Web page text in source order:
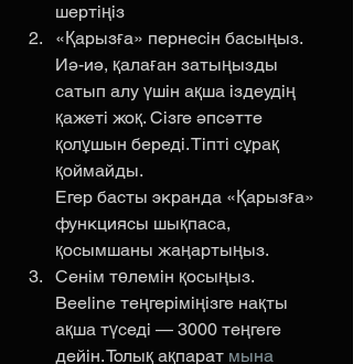
шертіңіз
«Қарызға» пернесін басыңыз.
Иә-иә, қалаған затыңызды
сатып алу үшін ақша іздеудің
қажеті жоқ. Сізге әпсәтте
қолұшын береді. Тіпті сұрақ
қоймайды.
Егер басты экранда «Қарызға»
функциясы шықпаса,
қосымшаны жаңартыңыз.
Сенім төлемін қосыңыз.
Beeline теңгеріміңізге нақты
ақша түседі — 3000 теңгеге
дейін. Толық ақпарат мына